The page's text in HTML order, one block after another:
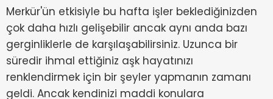
Merkür'ün etkisiyle bu hafta işler beklediğinizden
çok daha hızlı gelişebilir ancak aynı anda bazı
gerginliklerle de karşılaşabilirsiniz. Uzunca bir
süredir ihmal ettiğiniz aşk hayatınızı
renklendirmek için bir şeyler yapmanın zamanı
geldi. Ancak kendinizi maddi konulara